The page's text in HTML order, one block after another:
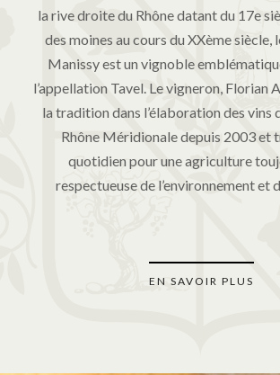
la rive droite du Rhône datant du 17e
des moines au cours du XXème siècle,
Manissy est un vignoble
l’appellation Tavel. Le vigneron, Florian
la tradition dans l’élaboration des vins
Rhône Méridionale depuis 2003 et
quotidien pour une agriculture
respectueuse de l’environnement et
EN SAVOIR PLUS